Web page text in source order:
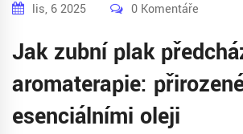
lis, 6 2025 0 Komentáře
Jak zubní plak
aromaterapie:
esenciálními oleji